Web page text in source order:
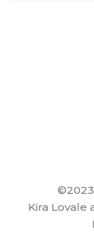
Kira Lovale